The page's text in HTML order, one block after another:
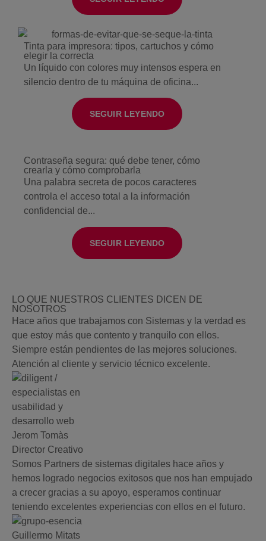
Tinta para impresora: tipos, cartuchos y cómo
elegir la correcta
Un líquido con colores muy intensos espera en
silencio dentro de tu máquina de oficina...
SEGUIR LEYENDO
Contraseña segura: qué debe tener, cómo
crearla y cómo comprobarla
Una palabra secreta de pocos caracteres
controla el acceso total a la información
confidencial de...
SEGUIR LEYENDO
LO QUE NUESTROS CLIENTES DICEN DE
NOSOTROS
Hace años que trabajamos con Sistemas y la verdad es
que estoy más que contento y tranquilo con ellos.
Siempre están pendientes de las mejores soluciones.
Atención al cliente y servicio técnico excelente.
Jerom Tomàs
Director Creativo
Somos Partners de sistemas digitales hace años y
hemos logrado negocios exitosos que nos han empujado
a crecer gracias a su apoyo, esperamos continuar
teniendo excelentes experiencias con ellos en el futuro.
Guillermo Mitats